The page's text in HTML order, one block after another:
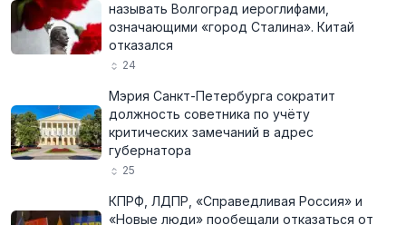
называть Волгоград иероглифами,
означающими «город Сталина». Китай
отказался
24
Мэрия Санкт-Петербурга сократит
должность советника по учёту
критических замечаний в адрес
губернатора
25
КПРФ, ЛДПР, «Справедливая Россия» и
«Новые люди» пообещали отказаться от